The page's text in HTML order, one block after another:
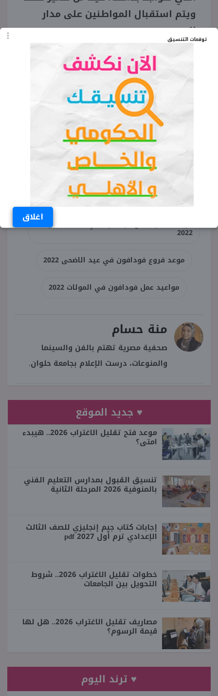
توقعات التنسيق
اغلاق
ويتم استقبال المواطنين على مدار
اليوم.
الجدير بالذكر، أن مواعيد عمل فروع
فودافون لن تختلف بجميع المحافظات
المختلفة، حيث يمكنك الاستمتاع بكافة
الخدمات سواء الشحن أو سحب الأموال
من خدمة فودافون كاش، وغيرها من
الخدمات على مدار اليوم.
الكلمات المفتاحية
هل تعمل فروع فودافون في العيد
مواعيد عمل فروع فودافون في عيد الاضحى
2022
موعد فروع فودافون في عيد الاضحى 2022
مواعيد عمل فودافون في المولات 2022
منة حسام
صحفية مصرية تهتم بالفن والسينما
والمنوعات، درست الإعلام بجامعة حلوان.
♥ جديد الموقع
موعد فتح تقليل الاغتراب 2026.. هيبدء
امتى؟
تنسيق القبول بمدارس التعليم الفني
بالمنوفية 2026 المرحلة الثانية
إجابات كتاب جيم إنجليزي للصف الثالث
الإعدادي ترم أول 2027 pdf
خطوات تقليل الاغتراب 2026.. شروط
التحويل بين الجامعات
مصاريف تقليل الاغتراب 2026.. هل لها
قيمة الرسوم؟
♥ ترند اليوم